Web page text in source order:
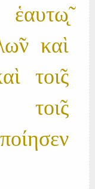
ἑαυτω̨̃
καὶ
τοι̃ς
τοι̃ς